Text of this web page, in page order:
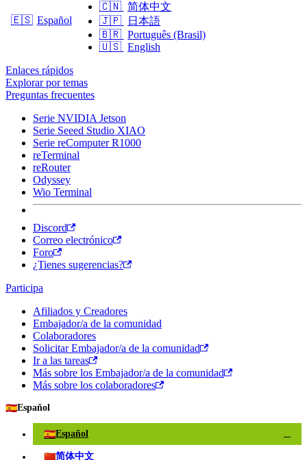
🇪🇸 Español
🇨🇳 简体中文
🇯🇵
日本語
🇧🇷 Português (Brasil)
🇺🇸 English
Enlaces rápidos
Explorar por temas
Preguntas frecuentes
Serie NVIDIA Jetson
Serie Seeed Studio XIAO
Serie reComputer R1000
reTerminal
reRouter
Odyssey
Wio Terminal
Discord
Correo electrónico
Foro
¿Tienes sugerencias?
Participa
Afiliados y Creadores
Embajador/a de la comunidad
Colaboradores
Solicitar Embajador/a de la comunidad
Ir a las tareas
Más sobre los Embajador/a de la comunidad
Más sobre los colaboradores
🇪🇸Español
🇪🇸Español
🇨🇳简体中文